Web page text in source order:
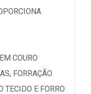
COURO
FORRAÇÃO
TECIDO E FORRO